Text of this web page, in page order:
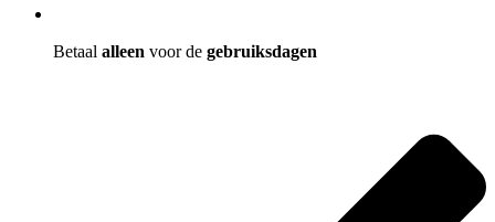
Betaal alleen voor de gebruiksdagen